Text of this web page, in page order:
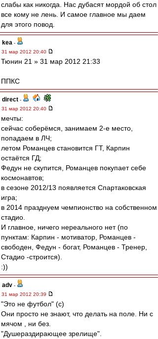
слабы как никогда. Нас дубасят мордой об стол
все кому не лень. И самое главное мы даем
для этого повод.
kea -
31 мар 2012 20:40
Тюнин 21 » 31 мар 2012 21:33
ППКС
direct -
31 мар 2012 20:40
мечты:
сейчас соберёмся, занимаем 2-е место,
попадаем в ЛЧ;
летом Романцев становится ГТ, Карпин
остаётся ГД;
Федун не скупится, Романцев покупает себе
космонавтов;
в сезоне 2012/13 появляется Спартаковская
игра;
в 2014 празднуем чемпионство на собственном
стадио.
И главное, ничего нереального нет (по
пунктам: Карпин - мотиватор, Романцев -
свободен, Федун - богат, Романцев - Тренер,
Стадио -строится).
:))
adv -
31 мар 2012 20:39
"Это не футбол" (с)
Они просто не знают, что делать на поле. Ни с
мячом , ни без.
"Душераздирающее зрелище".